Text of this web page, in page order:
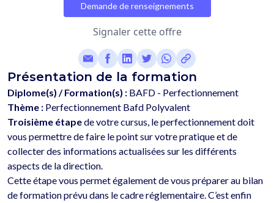
Demande de renseignements
Signaler cette offre
Présentation de la formation
Diplome(s) / Formation(s) : BAFD - Perfectionnement
Thème : Perfectionnement Bafd Polyvalent
Troisième étape de votre cursus, le perfectionnement doit
vous permettre de faire le point sur votre pratique et de
collecter des informations actualisées sur les différents
aspects de la direction.
Cette étape vous permet également de vous préparer au bilan
de formation prévu dans le cadre réglementaire. C’est enfin